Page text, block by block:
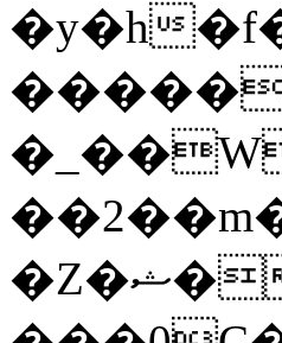
�y�h
�Z�ޝ��V�}Y�I�ծ�O�����S��]z��w��7�޷�����h���u��7w.ϻ���8X��ͮ�����W�dm�Jߜ��q/>?